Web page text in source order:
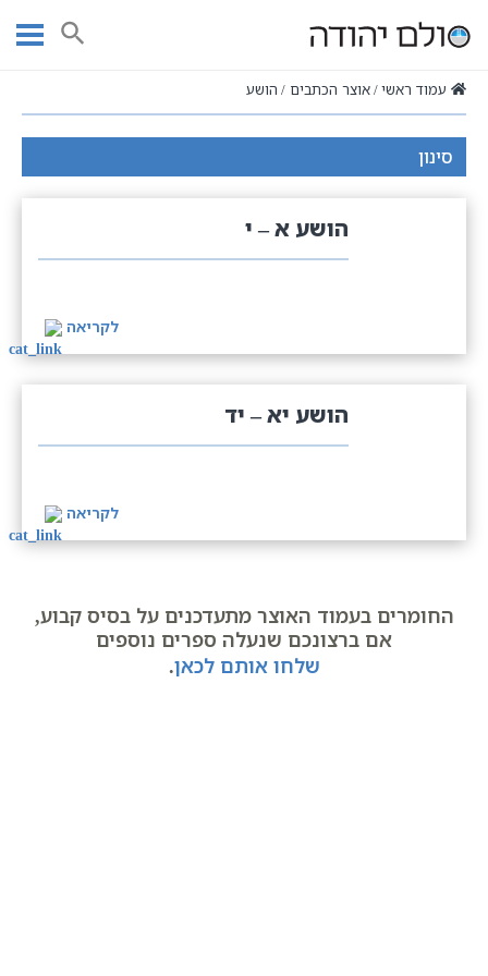
חיפוש
עמוד ראשי אוצר הכתבים הושע
הושע א – י
לקריאה
הושע יא – יד
לקריאה
החומרים בעמוד האוצר מתעדכנים על בסיס קבוע,
אם ברצונכם שנעלה ספרים נוספים
שלחו אותם לכאן.
סינון